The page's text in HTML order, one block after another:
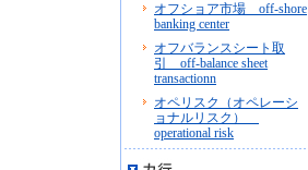
オフショア市場 off-shore
banking center
オフバランスシート取
引 off-balance sheet
transactionn
オペリスク（オペレーシ
ョナルリスク）
operational risk